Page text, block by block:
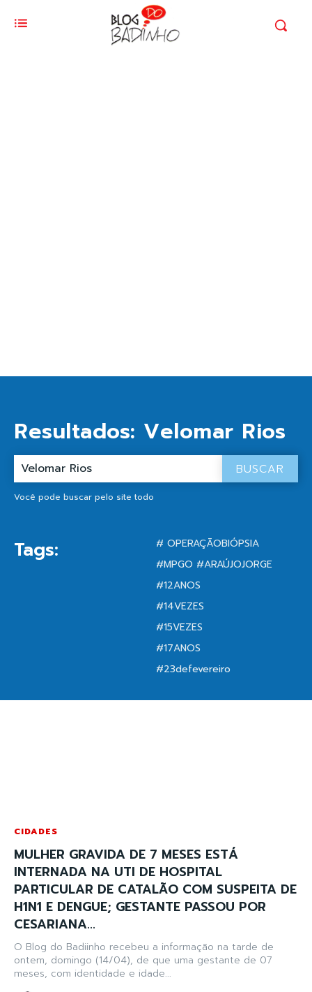
Resultados: Velomar Rios
BUSCAR
Você pode buscar pelo site todo
Tags:
# OPERAÇÃOBIÓPSIA
#MPGO #ARAÚJOJORGE
#12ANOS
#14VEZES
#15VEZES
#17ANOS
#23defevereiro
CIDADES
MULHER GRAVIDA DE 7 MESES ESTÁ
INTERNADA NA UTI DE HOSPITAL
PARTICULAR DE CATALÃO COM SUSPEITA DE
H1N1 E DENGUE; GESTANTE PASSOU POR
CESARIANA...
O Blog do Badiinho recebeu a informação na tarde de
ontem, domingo (14/04), de que uma gestante de 07
meses, com identidade e idade...